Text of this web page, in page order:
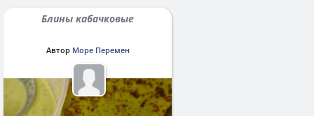
Блины кабачковые
Автор Море Перемен